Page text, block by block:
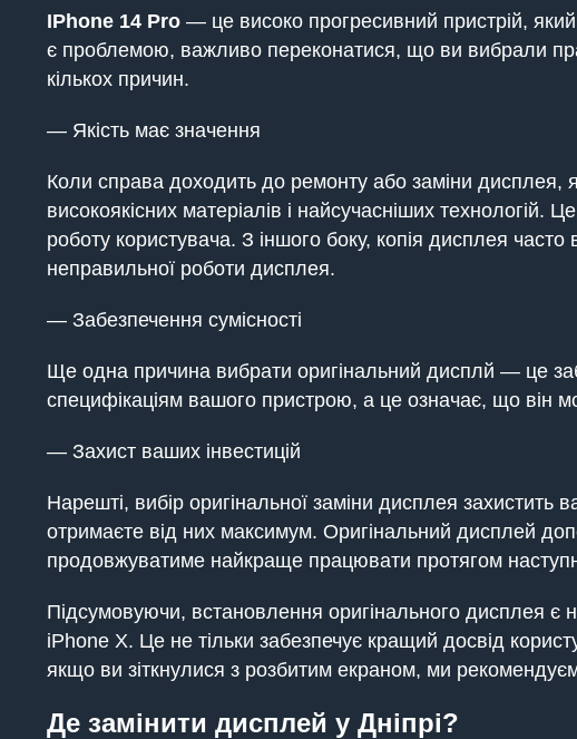
IPhone 14 Pro — це високо прогресивний пристрій,
є проблемою, важливо переконатися, що ви вибрали
кількох причин.
— Якість має значення
Коли справа доходить до ремонту або заміни дисплея,
високоякісних матеріалів і найсучасніших
роботу користувача. З іншого боку, копія дисплея
неправильної роботи дисплея.
— Забезпечення сумісності
Ще одна причина вибрати оригінальний дисплй — це
специфікаціям вашого пристрою, а це означає, що
— Захист ваших інвестицій
Нарешті, вибір оригінальної заміни дисплея захистить
отримаєте від них максимум. Оригінальний дисплей
продовжуватиме найкраще працювати протягом
Підсумовуючи, встановлення оригінального дисплея є
iPhone X. Це не тільки забезпечує кращий досвід
якщо ви зіткнулися з розбитим екраном, ми
Де замінити дисплей у Дніпрі?